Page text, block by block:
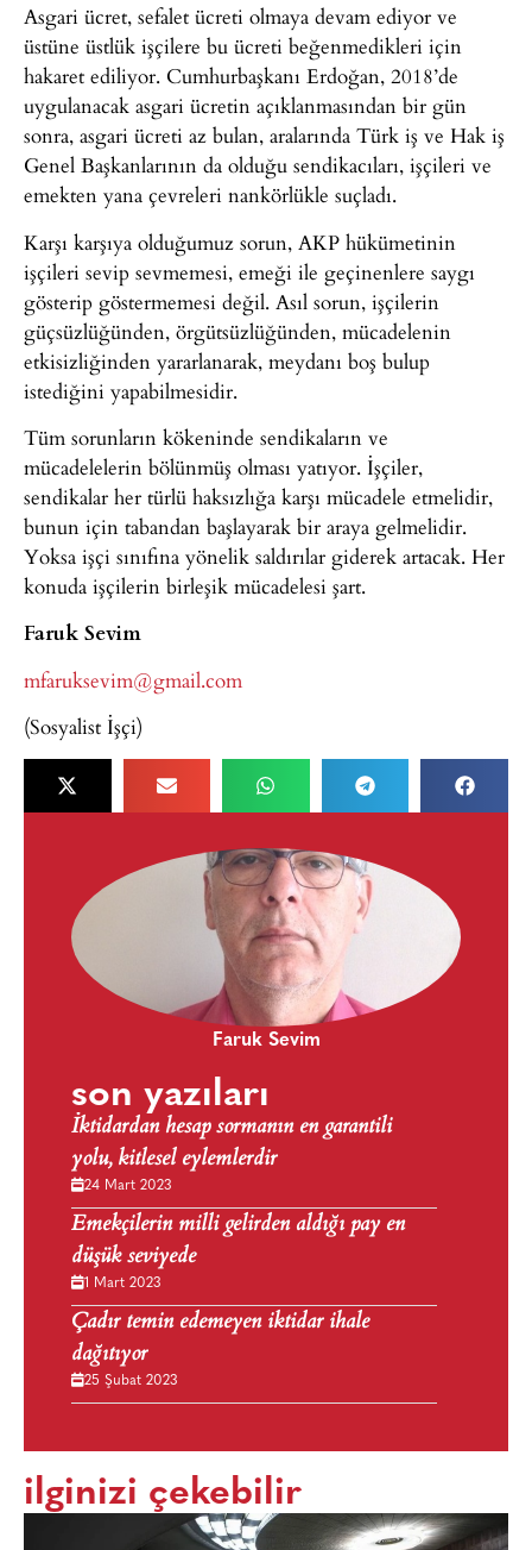
Asgari ücret, sefalet ücreti olmaya devam ediyor ve
üstüne üstlük işçilere bu ücreti beğenmedikleri için
hakaret ediliyor. Cumhurbaşkanı Erdoğan, 2018’de
uygulanacak asgari ücretin açıklanmasından bir gün
sonra, asgari ücreti az bulan, aralarında Türk iş ve Hak iş
Genel Başkanlarının da olduğu sendikacıları, işçileri ve
emekten yana çevreleri nankörlükle suçladı.
Karşı karşıya olduğumuz sorun, AKP hükümetinin
işçileri sevip sevmemesi, emeği ile geçinenlere saygı
gösterip göstermemesi değil. Asıl sorun, işçilerin
güçsüzlüğünden, örgütsüzlüğünden, mücadelenin
etkisizliğinden yararlanarak, meydanı boş bulup
istediğini yapabilmesidir.
Tüm sorunların kökeninde sendikaların ve
mücadelelerin bölünmüş olması yatıyor. İşçiler,
sendikalar her türlü haksızlığa karşı mücadele etmelidir,
bunun için tabandan başlayarak bir araya gelmelidir.
Yoksa işçi sınıfına yönelik saldırılar giderek artacak. Her
konuda işçilerin birleşik mücadelesi şart.
Faruk Sevim
mfaruksevim@gmail.com
(Sosyalist İşçi)
Faruk Sevim
son yazıları
İktidardan hesap sormanın en garantili
yolu, kitlesel eylemlerdir
24 Mart 2023
Emekçilerin milli gelirden aldığı pay en
düşük seviyede
1 Mart 2023
Çadır temin edemeyen iktidar ihale
dağıtıyor
25 Şubat 2023
ilginizi çekebilir